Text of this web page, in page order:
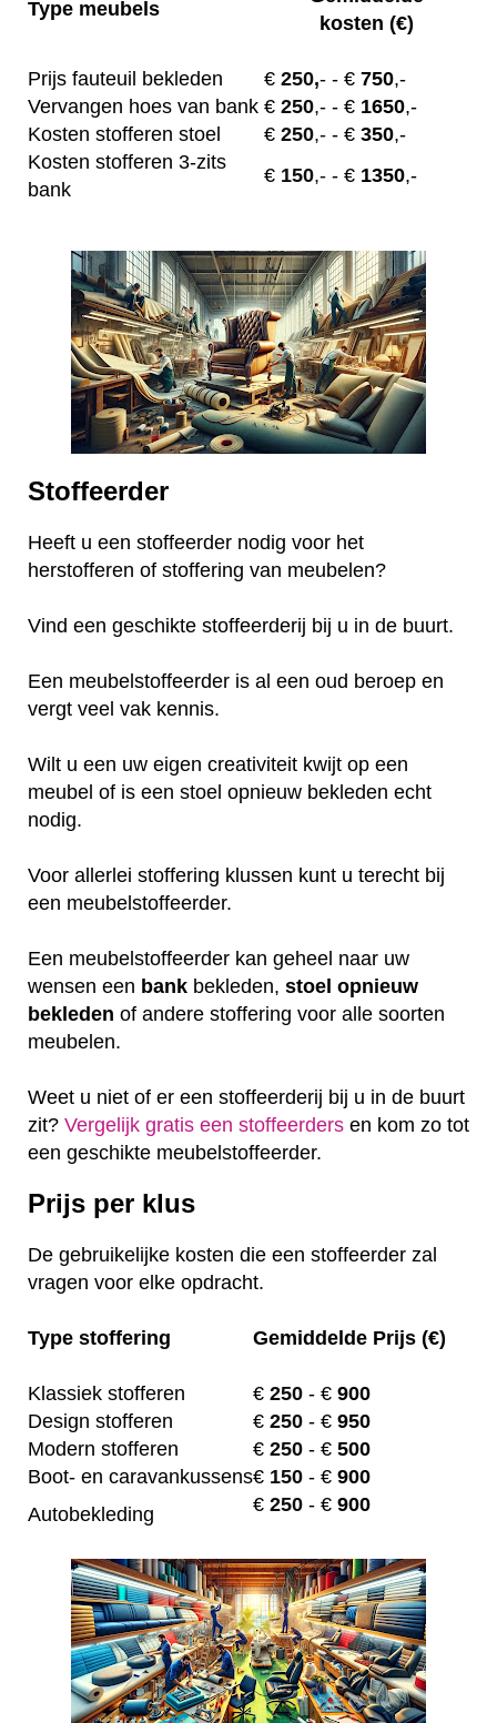
Type meubels
kosten (€)
Prijs fauteuil bekleden € 250,- - € 750,-
Vervangen hoes van bank € 250,- - € 1650,-
Kosten stofferen stoel
€ 250,- - € 350,-
Kosten stofferen 3-zits
bank
€ 150,- - € 1350,-
Stoffeerder
Heeft u een stoffeerder nodig voor het
herstofferen of stoffering van meubelen?
Vind een geschikte stoffeerderij bij u in de buurt.
Een meubelstoffeerder is al een oud beroep en
vergt veel vak kennis.
Wilt u een uw eigen creativiteit kwijt op een
meubel of is een stoel opnieuw bekleden echt
nodig.
Voor allerlei stoffering klussen kunt u terecht bij
een meubelstoffeerder.
Een meubelstoffeerder kan geheel naar uw
wensen een bank bekleden, stoel opnieuw
bekleden of andere stoffering voor alle soorten
meubelen.
Weet u niet of er een stoffeerderij bij u in de buurt
zit? Vergelijk gratis een stoffeerders en kom zo tot
een geschikte meubelstoffeerder.
Prijs per klus
De gebruikelijke kosten die een stoffeerder zal
vragen voor elke opdracht.
Type stoffering Gemiddelde Prijs (€)
Klassiek stofferen € 250 - € 900
Design stofferen
€ 250 - € 950
Modern stofferen
€ 250 - € 500
Boot- en caravankussens€ 150 - € 900
Autobekleding
€ 250 - € 900